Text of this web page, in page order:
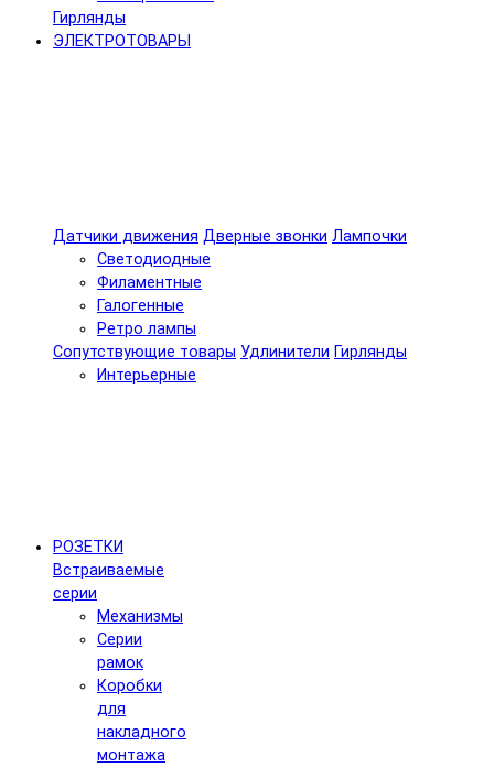
Гирлянды
ЭЛЕКТРОТОВАРЫ
Датчики движения Дверные звонки Лампочки
Светодиодные
Филаментные
Галогенные
Ретро лампы
Сопутствующие товары Удлинители Гирлянды
Интерьерные
РОЗЕТКИ
Встраиваемые
серии
Механизмы
Серии
рамок
Коробки
для
накладного
монтажа